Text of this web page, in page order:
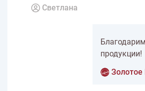
Светлана
продукции!
Золотое